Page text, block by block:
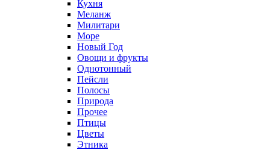
Кухня
Меланж
Милитари
Море
Новый Год
Овощи и фрукты
Однотонный
Пейсли
Полосы
Природа
Прочее
Птицы
Цветы
Этника